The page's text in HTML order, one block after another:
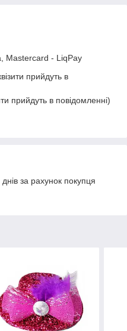
Mastercard - LiqPay
прийдуть в
прийдуть в повідомленні)
за рахунок покупця